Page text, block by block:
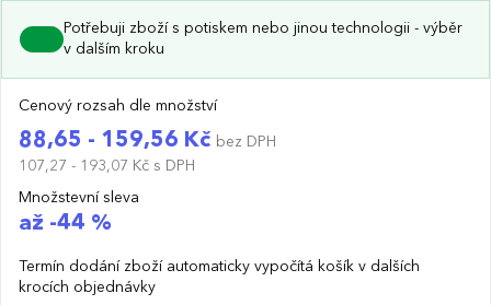
Potřebuji zboží s potiskem nebo jinou technologii - výběr
v dalším kroku
Cenový rozsah dle množství
88,65 - 159,56 Kč bez DPH
107,27 - 193,07 Kč s DPH
Množstevní sleva
až -44 %
Termín dodání zboží automaticky vypočítá košík v dalších
krocích objednávky